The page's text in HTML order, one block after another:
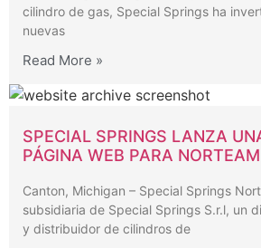
cilindro de gas, Special Springs ha
nuevas
Read More »
SPECIAL SPRINGS LANZA
PÁGINA WEB PARA
Canton, Michigan – Special Springs
subsidiaria de Special Springs S.r.l, un
y distribuidor de cilindros de